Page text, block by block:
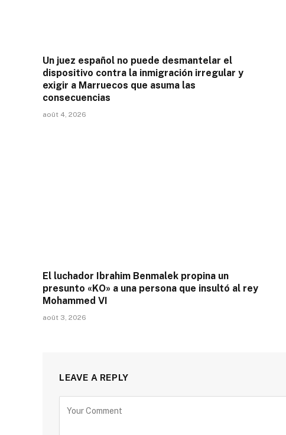
Un juez español no puede desmantelar el
dispositivo contra la inmigración irregular y
exigir a Marruecos que asuma las
consecuencias
août 4, 2026
El luchador Ibrahim Benmalek propina un
presunto «KO» a una persona que insultó al rey
Mohammed VI
août 3, 2026
LEAVE A REPLY